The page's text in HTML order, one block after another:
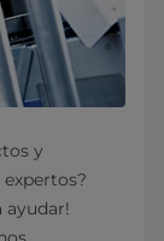
y
ayudar!